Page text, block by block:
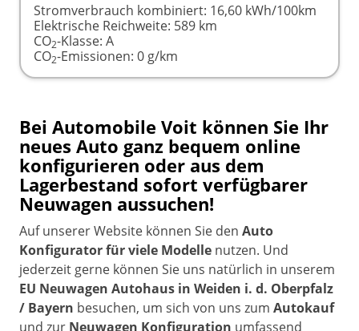
Stromverbrauch kombiniert: 16,60 kWh/100km
Elektrische Reichweite: 589 km
CO2-Klasse: A
CO2-Emissionen: 0 g/km
Bei Automobile Voit können Sie Ihr
neues Auto ganz bequem online
konfigurieren oder aus dem
Lagerbestand sofort verfügbarer
Neuwagen aussuchen!
Auf unserer Website können Sie den Auto
Konfigurator für viele Modelle nutzen. Und
jederzeit gerne können Sie uns natürlich in unserem
EU Neuwagen Autohaus in Weiden i. d. Oberpfalz
/ Bayern besuchen, um sich von uns zum Autokauf
und zur Neuwagen Konfiguration umfassend